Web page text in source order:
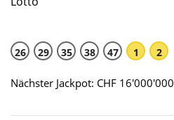
26 29 35 38 47 1 2
Nächster Jackpot: CHF 16'000'000